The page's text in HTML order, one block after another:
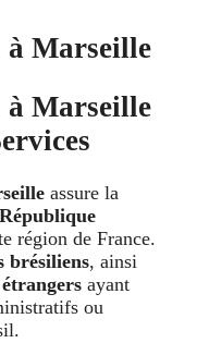
à Marseille
à Marseille
assure la
République
région de France.
brésiliens, ainsi
ayant
ou